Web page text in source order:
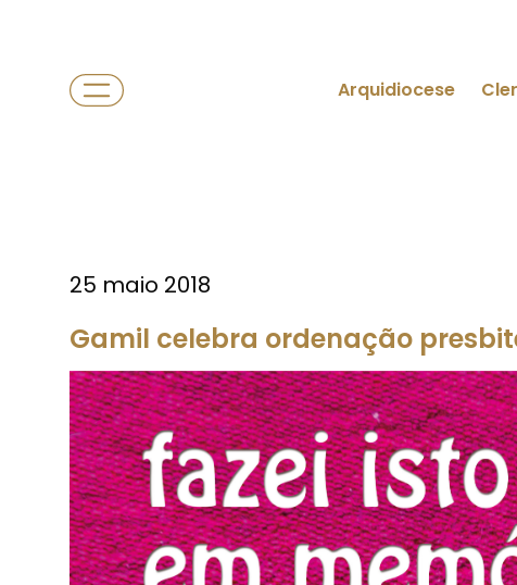
Arquidiocese
25 maio 2018
Gamil celebra ordenação